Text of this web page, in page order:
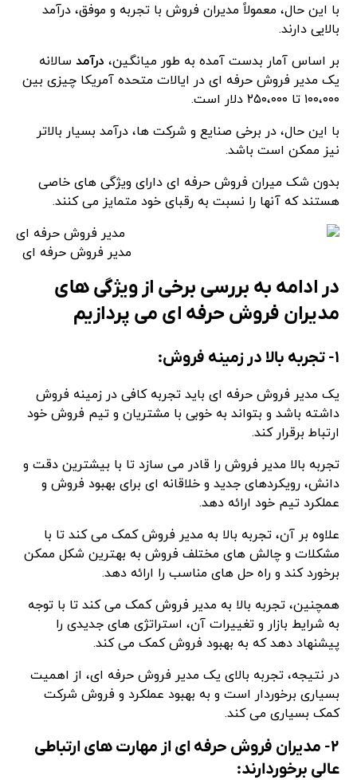
با این حال، معمولاً مدیران فروش با تجربه و موفق، درآمد
بالایی دارند.
بر اساس آمار بدست آمده به طور میانگین، درآمد سالانه
یک مدیر فروش حرفه ای در ایالات متحده آمریکا چیزی بین
۱۰۰،۰۰۰ تا ۲۵۰،۰۰۰ دلار است.
با این حال، در برخی صنایع و شرکت ها، درآمد بسیار بالاتر
نیز ممکن است باشد.
بدون شک میران فروش حرفه ای دارای ویژگی های خاصی
هستند که آنها را نسبت به رقبای خود متمایز می کنند.
مدیر فروش حرفه ای
در ادامه به بررسی برخی از ویژگی های
مدیران فروش حرفه ای می پردازیم
۱- تجربه بالا در زمینه فروش:
یک مدیر فروش حرفه ای باید تجربه کافی در زمینه فروش
داشته باشد و بتواند به خوبی با مشتریان و تیم فروش خود
ارتباط برقرار کند.
تجربه بالا مدیر فروش را قادر می سازد تا با بیشترین دقت و
دانش، رویکردهای جدید و خلاقانه ای برای بهبود فروش و
عملکرد تیم خود ارائه دهد.
علاوه بر آن، تجربه بالا به مدیر فروش کمک می کند تا با
مشکلات و چالش های مختلف فروش به بهترین شکل ممکن
برخورد کند و راه حل های مناسب را ارائه دهد.
همچنین، تجربه بالا به مدیر فروش کمک می کند تا با توجه
به شرایط بازار و تغییرات آن، استراتژی های جدیدی را
پیشنهاد دهد که به بهبود فروش کمک می کند.
در نتیجه، تجربه بالای یک مدیر فروش حرفه ای، از اهمیت
بسیاری برخوردار است و به بهبود عملکرد و فروش شرکت
کمک بسیاری می کند.
۲- مدیران فروش حرفه ای از مهارت های ارتباطی
عالی برخوردارند: